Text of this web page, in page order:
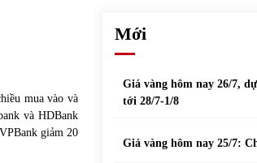
mua vào và
và HDBank
giảm 20
Mới
Giá vàng hôm nay 26/7,
tới 28/7-1/8
Giá vàng hôm nay 25/7: